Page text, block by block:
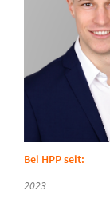
Bei HPP seit:
2023